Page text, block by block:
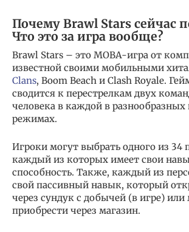
Почему Brawl Stars сейчас
Что это за игра вообще?
Brawl Stars – это MOBA-игра от
известной своими мобильными
Clans, Boom Beach и Clash Royale.
сводится к перестрелкам двух
человека в каждой в
режимах.
Игроки могут выбрать одного из 34
каждый из которых имеет свои
способность. Также, каждый из
свой пассивный навык, который
через сундук с добычей (в игре)
приобрести через магазин.